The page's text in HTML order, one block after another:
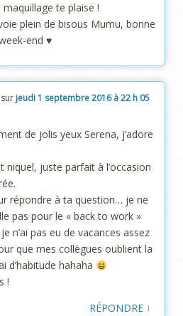
maquillage te plaise !
plein de bisous Mumu, bonne
end ♥
sur jeudi 1 septembre 2016 à 22 h 05
de jolis yeux Serena, j’adore
niquel, juste parfait à l’occasion
répondre à ta question… je ne
pas pour le « back to work »
n’ai pas eu de vacances assez
que mes collègues oublient la
d’habitude hahaha
!
RÉPONDRE ↓